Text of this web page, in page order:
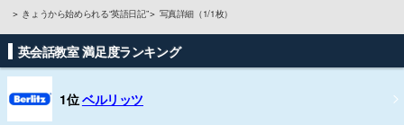
きょうから始められる“英語日記”
写真詳細（1/1枚）
英会話教室 満足度ランキング
1位ベルリッツ